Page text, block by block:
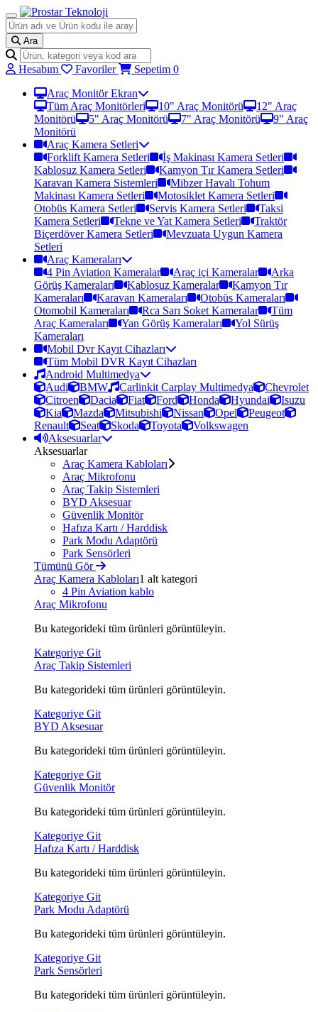
Ara
Hesabım Favoriler Sepetim 0
Araç Monitör Ekran
Tüm Araç Monitörleri
10" Araç Monitörü
12" Araç
Monitörü
5" Araç Monitörü 7" Araç Monitörü
9" Araç
Monitörü
Araç Kamera Setleri
Forklift Kamera Setleri
İş Makinası Kamera Setleri
Kablosuz Kamera Setleri
Kamyon Tır Kamera Setleri
Karavan Kamera Sistemleri
Mibzer Havalı Tohum
Makinası Kamera Setleri
Motosiklet Kamera Setleri
Otobüs Kamera Setleri
Servis Kamera Setleri
Taksi
Kamera Setleri
Tekne ve Yat Kamera Setleri
Traktör
Biçerdöver Kamera Setleri
Mevzuata Uygun Kamera
Setleri
Araç Kameraları
4 Pin Aviation Kameralar
Araç içi Kameralar
Arka
Görüş Kameraları
Kablosuz Kameralar
Kamyon Tır
Kameraları
Karavan Kameraları
Otobüs Kameraları
Otomobil Kameraları
Rca Sarı Soket Kameralar
Tüm
Araç Kameraları
Yan Görüş Kameraları
Yol Sürüş
Kameraları
Mobil Dvr Kayıt Cihazları
Tüm Mobil DVR Kayıt Cihazları
Android Multimedya
Audi
BMW Carlinkit Carplay Multimedya
Chevrolet
Citroen
Dacia Fiat Ford Honda Hyundai
Isuzu
Kia
Mazda Mitsubishi Nissan Opel
Peugeot
Renault
Seat Skoda Toyota
Volkswagen
Aksesuarlar
Aksesuarlar
Araç Kamera Kabloları
Araç Mikrofonu
Araç Takip Sistemleri
BYD Aksesuar
Güvenlik Monitör
Hafıza Kartı / Harddisk
Park Modu Adaptörü
Park Sensörleri
Tümünü Gör
Araç Kamera Kabloları1 alt kategori
4 Pin Aviation kablo
Araç Mikrofonu
Bu kategorideki tüm ürünleri görüntüleyin.
Kategoriye Git
Araç Takip Sistemleri
Bu kategorideki tüm ürünleri görüntüleyin.
Kategoriye Git
BYD Aksesuar
Bu kategorideki tüm ürünleri görüntüleyin.
Kategoriye Git
Güvenlik Monitör
Bu kategorideki tüm ürünleri görüntüleyin.
Kategoriye Git
Hafıza Kartı / Harddisk
Bu kategorideki tüm ürünleri görüntüleyin.
Kategoriye Git
Park Modu Adaptörü
Bu kategorideki tüm ürünleri görüntüleyin.
Kategoriye Git
Park Sensörleri
Bu kategorideki tüm ürünleri görüntüleyin.